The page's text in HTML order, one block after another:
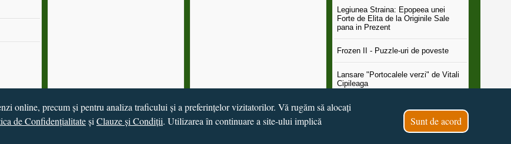
Legiunea Straina: Epopeea unei
Forte de Elita de la Originile Sale
pana in Prezent
Frozen II - Puzzle-uri de poveste
Lansare "Portocalele verzi" de Vitali
Cipileaga
...toate știrile
online, precum și pentru analiza traficului și a preferințelor vizitatorilor. Vă rugăm să alocați
de Confidențialitateși Clauze și Condiții. Utilizarea în continuare a site-ului implică
Sunt de acord